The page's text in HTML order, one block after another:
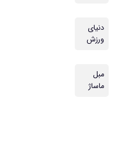
دنیای
ورزش
مبل
ماساژ